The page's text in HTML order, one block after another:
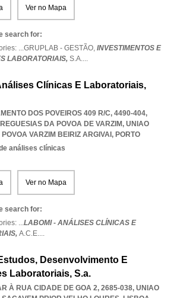
Ver no Mapa
search for:
...GRUPLAB - GESTÃO, INVESTIMENTOS E
LABORATORIAIS, S.A....
Clínicas E Laboratoriais,
DOS POVEIROS 409 R/C, 4490-404,
DA POVOA DE VARZIM, UNIAO
VARZIM BEIRIZ ARGIVAI , PORTO
análises clínicas
Ver no Mapa
search for:
...LABOMI - ANÁLISES CLÍNICAS E
A.C.E....
Desenvolvimento E
Laboratoriais, S.a.
À RUA CIDADE DE GOA 2, 2685-038, UNIAO